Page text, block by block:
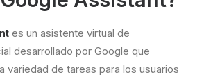
es un asistente virtual de
desarrollado por Google que
variedad de tareas para los usuarios